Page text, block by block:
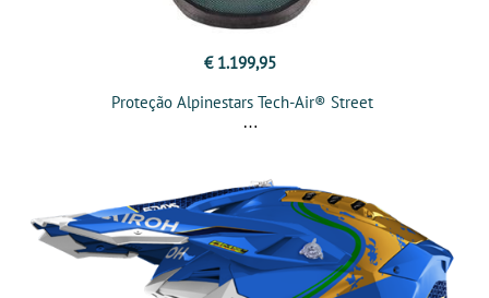
€ 1.199,95
Proteção Alpinestars Tech-Air® Street